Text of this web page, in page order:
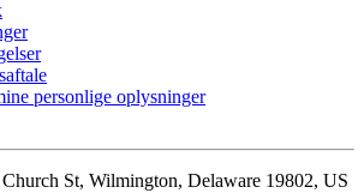
personlige oplysninger
St, Wilmington, Delaware 19802, US